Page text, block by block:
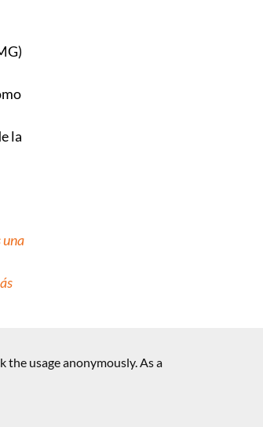
la
una
usage anonymously. As a